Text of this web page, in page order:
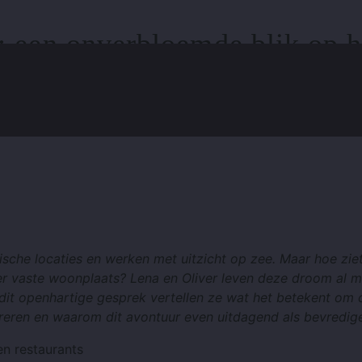
onverbloemde blik op
locaties en werken met uitzicht op zee. Maar hoe
woonplaats? Lena en Oliver leven deze droom al
openhartige gesprek vertellen ze wat het betekent om
en waarom dit avontuur even uitdagend als